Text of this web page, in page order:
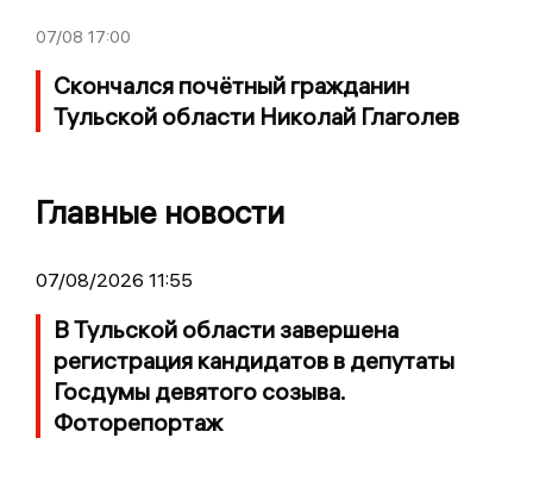
07/08 17:00
Скончался почётный гражданин
Тульской области Николай Глаголев
Главные новости
07/08/2026 11:55
В Тульской области завершена
регистрация кандидатов в депутаты
Госдумы девятого созыва.
Фоторепортаж